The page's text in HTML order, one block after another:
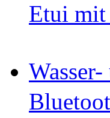
Etui mit